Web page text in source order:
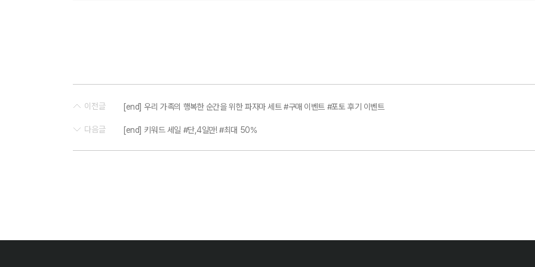
이전글 [end] 우리 가족의 행복한 순간을 위한 파자마 세트 #구매 이벤트 #포토 후기 이벤트
다음글 [end] 키워드 세일 #단,4일만! #최대 50%